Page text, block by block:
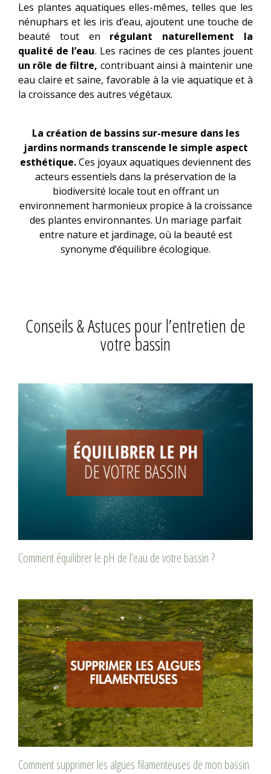
Les plantes aquatiques elles-mêmes, telles que les
nénuphars et les iris d’eau, ajoutent une touche de
beauté tout en régulant naturellement la
qualité de l’eau. Les racines de ces plantes jouent
un rôle de filtre, contribuant ainsi à maintenir une
eau claire et saine, favorable à la vie aquatique et à
la croissance des autres végétaux.
La création de bassins sur-mesure dans les
jardins normands transcende le simple aspect
esthétique.Ces joyaux aquatiques deviennent des
acteurs essentiels dans la préservation de la
biodiversité locale tout en offrant un
environnement harmonieux propice à la croissance
des plantes environnantes. Un mariage parfait
entre nature et jardinage, où la beauté est
synonyme d’équilibre écologique.
Conseils & Astuces pour l’entretien de
votre bassin
Comment équilibrer le pH de l’eau de votre bassin ?
Comment supprimer les algues filamenteuses de mon bassin